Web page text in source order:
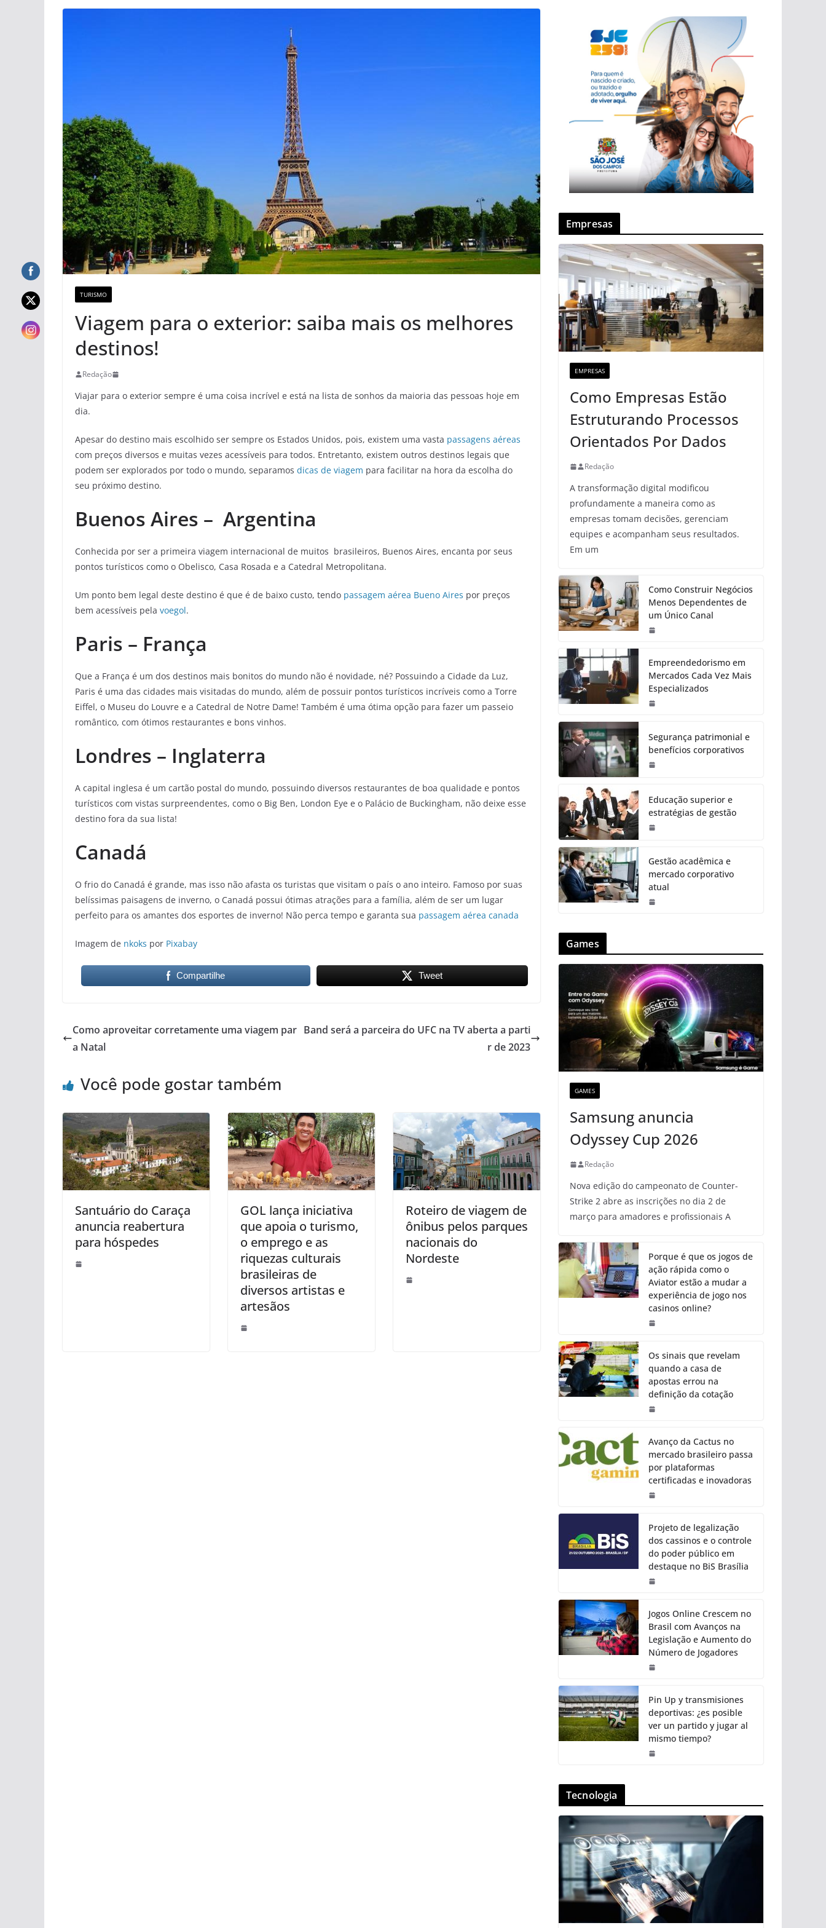
TURISMO
Viagem para o exterior: saiba mais os melhores
destinos!
Redação
Viajar para o exterior sempre é uma coisa incrível e está na lista de sonhos da maioria das pessoas hoje em
dia.
Apesar do destino mais escolhido ser sempre os Estados Unidos, pois, existem uma vasta passagens aéreas
com preços diversos e muitas vezes acessíveis para todos. Entretanto, existem outros destinos legais que
podem ser explorados por todo o mundo, separamos dicas de viagem para facilitar na hora da escolha do
seu próximo destino.
Buenos Aires – Argentina
Conhecida por ser a primeira viagem internacional de muitos brasileiros, Buenos Aires, encanta por seus
pontos turísticos como o Obelisco, Casa Rosada e a Catedral Metropolitana.
Um ponto bem legal deste destino é que é de baixo custo, tendo passagem aérea Bueno Aires por preços
bem acessíveis pela voegol.
Paris – França
Que a França é um dos destinos mais bonitos do mundo não é novidade, né? Possuindo a Cidade da Luz,
Paris é uma das cidades mais visitadas do mundo, além de possuir pontos turísticos incríveis como a Torre
Eiffel, o Museu do Louvre e a Catedral de Notre Dame! Também é uma ótima opção para fazer um passeio
romântico, com ótimos restaurantes e bons vinhos.
Londres – Inglaterra
A capital inglesa é um cartão postal do mundo, possuindo diversos restaurantes de boa qualidade e pontos
turísticos com vistas surpreendentes, como o Big Ben, London Eye e o Palácio de Buckingham, não deixe esse
destino fora da sua lista!
Canadá
O frio do Canadá é grande, mas isso não afasta os turistas que visitam o país o ano inteiro. Famoso por suas
belíssimas paisagens de inverno, o Canadá possui ótimas atrações para a família, além de ser um lugar
perfeito para os amantes dos esportes de inverno! Não perca tempo e garanta sua passagem aérea canada
Imagem de nkoks por Pixabay
Compartilhe Tweet
Como aproveitar corretamente uma viagem par
a Natal
Band será a parceira do UFC na TV aberta a parti
r de 2023
Você pode gostar também
Santuário do Caraça
anuncia reabertura
para hóspedes
GOL lança iniciativa
que apoia o turismo,
o emprego e as
riquezas culturais
brasileiras de
diversos artistas e
artesãos
Roteiro de viagem de
ônibus pelos parques
nacionais do
Nordeste
Empresas
EMPRESAS
Como Empresas Estão
Estruturando Processos
Orientados Por Dados
Redação
A transformação digital modificou
profundamente a maneira como as
empresas tomam decisões, gerenciam
equipes e acompanham seus resultados.
Em um
Como Construir Negócios
Menos Dependentes de
um Único Canal
Empreendedorismo em
Mercados Cada Vez Mais
Especializados
Segurança patrimonial e
benefícios corporativos
Educação superior e
estratégias de gestão
Gestão acadêmica e
mercado corporativo
atual
Games
GAMES
Samsung anuncia
Odyssey Cup 2026
Redação
Nova edição do campeonato de Counter-
Strike 2 abre as inscrições no dia 2 de
março para amadores e profissionais A
Porque é que os jogos de
ação rápida como o
Aviator estão a mudar a
experiência de jogo nos
casinos online?
Os sinais que revelam
quando a casa de
apostas errou na
definição da cotação
Avanço da Cactus no
mercado brasileiro passa
por plataformas
certificadas e inovadoras
Projeto de legalização
dos cassinos e o controle
do poder público em
destaque no BiS Brasília
Jogos Online Crescem no
Brasil com Avanços na
Legislação e Aumento do
Número de Jogadores
Pin Up y transmisiones
deportivas: ¿es posible
ver un partido y jugar al
mismo tiempo?
Tecnologia